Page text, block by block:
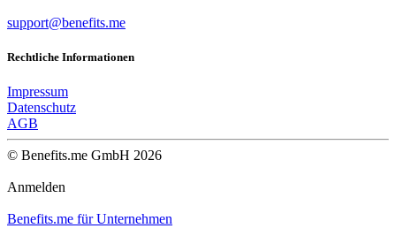
support@benefits.me
Rechtliche Informationen
Impressum
Datenschutz
AGB
© Benefits.me GmbH 2026
Anmelden
Benefits.me für Unternehmen